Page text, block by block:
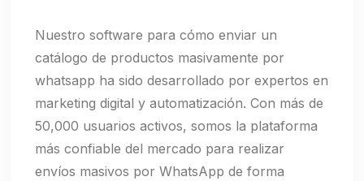
Nuestro software para cómo enviar un
catálogo de productos masivamente por
whatsapp ha sido desarrollado por expertos en
marketing digital y automatización. Con más de
50,000 usuarios activos, somos la plataforma
más confiable del mercado para realizar
envíos masivos por WhatsApp de forma